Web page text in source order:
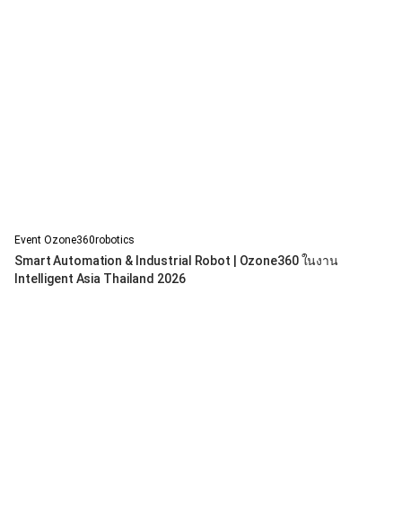
Event Ozone360robotics
Smart Automation & Industrial Robot | Ozone360 ในงาน
Intelligent Asia Thailand 2026